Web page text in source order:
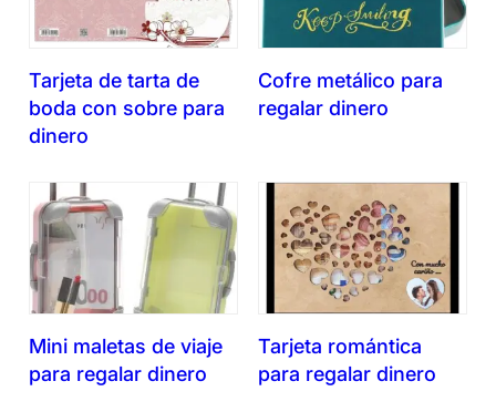
Tarjeta de tarta de
boda con sobre para
dinero
Cofre metálico para
regalar dinero
Mini maletas de viaje
para regalar dinero
Tarjeta romántica
para regalar dinero